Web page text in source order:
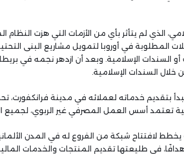
الذي لم يتأثر بأي من الأزمات التي هزت النظام
المطلوبة في أوروبا لتمويل مشاريع البنى
السندات الإسلامية. وبعد أن ازدهر نجمه في
السندات الإسلامية.
تعتمد أسس العمل المصرفي غير الربوي، لجميع
لافتتاح شبكة من الفروع له في المدن
في طليعتها تقديم المنتجات والخدمات